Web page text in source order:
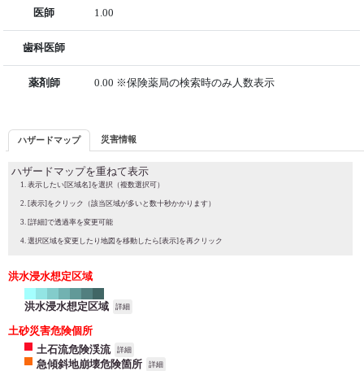
医師 1.00
歯科医師
薬剤師 0.00 ※保険薬局の検索時のみ人数表示
ハザードマップ 災害情報
ハザードマップを重ねて表示
表示したい[区域名]を選択（複数選択可）
[表示]をクリック（該当区域が多いと数十秒かかります）
[詳細]で透過率を変更可能
選択区域を変更したり地図を移動したら[表示]を再クリック
洪水浸水想定区域
洪水浸水想定区域 詳細
土砂災害危険個所
土石流危険渓流
詳細
急傾斜地崩壊危険箇所 詳細